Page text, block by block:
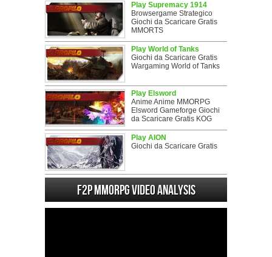
Play Supremacy 1914
Browsergame Strategico
Giochi da Scaricare Gratis
MMORTS
Play World of Tanks
Giochi da Scaricare Gratis
Wargaming World of Tanks
Play Elsword
Anime Anime MMORPG
Elsword Gameforge Giochi
da Scaricare Gratis KOG
Play AION
Giochi da Scaricare Gratis
F2P MMORPG Video analysis